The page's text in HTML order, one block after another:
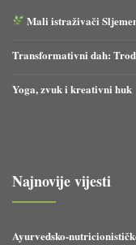
Mali istraživači
Transformativni dah:
Yoga, zvuk i kreativni huk
Najnovije vijesti
Ayurvedsko-